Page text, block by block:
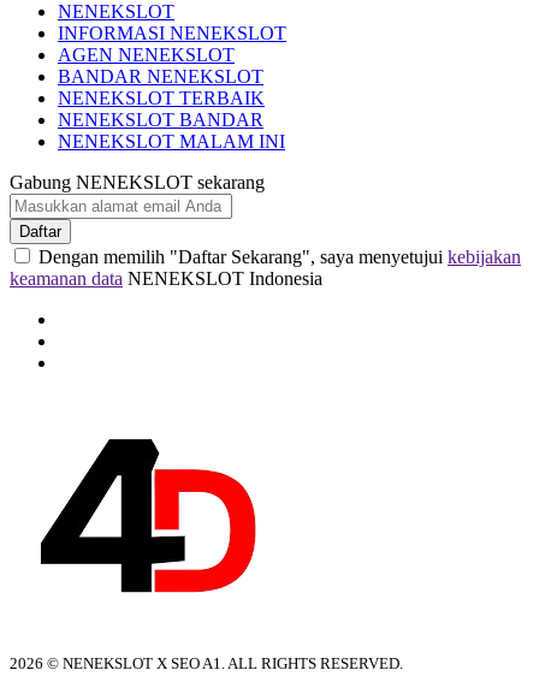
NENEKSLOT
INFORMASI NENEKSLOT
AGEN NENEKSLOT
BANDAR NENEKSLOT
NENEKSLOT TERBAIK
NENEKSLOT BANDAR
NENEKSLOT MALAM INI
Gabung NENEKSLOT sekarang
Daftar
Dengan memilih "Daftar Sekarang", saya menyetujui kebijakan
keamanan data NENEKSLOT Indonesia
2026 © NENEKSLOT X SEO A1. ALL RIGHTS RESERVED.